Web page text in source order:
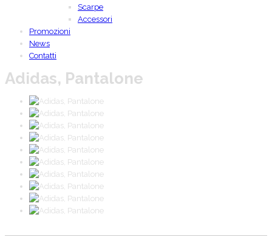
Scarpe
Accessori
Promozioni
News
Contatti
Adidas, Pantalone